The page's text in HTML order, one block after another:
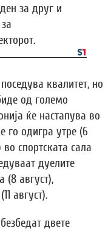
за друг и
квалитет, но
од големо
ќе настапува во
го одигра утре (6
спортската сала
дуелите
(8 август),
август).
двете